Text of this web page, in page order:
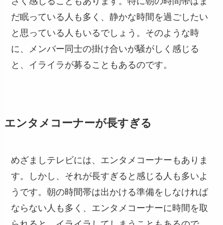
だ眠っている人も多く、静かな時間を過ごしたい
と思っている人もいるでしょう。そのような時
に、メンバー同士の掛け合いが騒がしく感じる
と、イライラが募ることもあるのです。
エンタメコーナーが長すぎる
めざましテレビには、エンタメコーナーもありま
す。しかし、それが長すぎると感じる人も多いよ
うです。朝の時間帯は出かける準備をしなければ
ならない人も多く、エンタメコーナーに時間を取